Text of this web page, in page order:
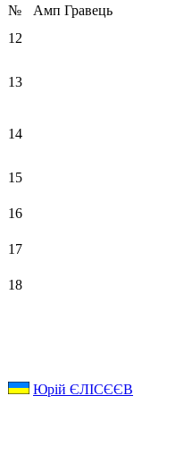
№ Амп Гравець
12
13
14
15
16
17
18
Юрій ЄЛІСЄЄВ